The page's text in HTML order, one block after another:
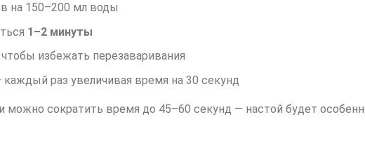
на 150–200 мл воды
1–2 минуты
избежать перезаваривания
каждый раз увеличивая время на 30 секунд
можно сократить время до 45–60 секунд — настой будет